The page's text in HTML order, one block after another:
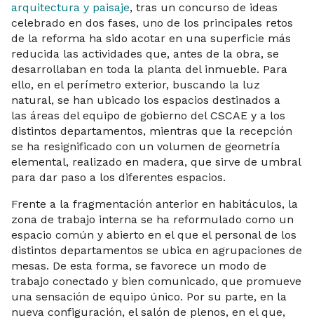
arquitectura y paisaje, tras un concurso de ideas
celebrado en dos fases, uno de los principales retos
de la reforma ha sido acotar en una superficie más
reducida las actividades que, antes de la obra, se
desarrollaban en toda la planta del inmueble. Para
ello, en el perímetro exterior, buscando la luz
natural, se han ubicado los espacios destinados a
las áreas del equipo de gobierno del CSCAE y a los
distintos departamentos, mientras que la recepción
se ha resignificado con un volumen de geometría
elemental, realizado en madera, que sirve de umbral
para dar paso a los diferentes espacios.
Frente a la fragmentación anterior en habitáculos, la
zona de trabajo interna se ha reformulado como un
espacio común y abierto en el que el personal de los
distintos departamentos se ubica en agrupaciones de
mesas. De esta forma, se favorece un modo de
trabajo conectado y bien comunicado, que promueve
una sensación de equipo único. Por su parte, en la
nueva configuración, el salón de plenos, en el que,